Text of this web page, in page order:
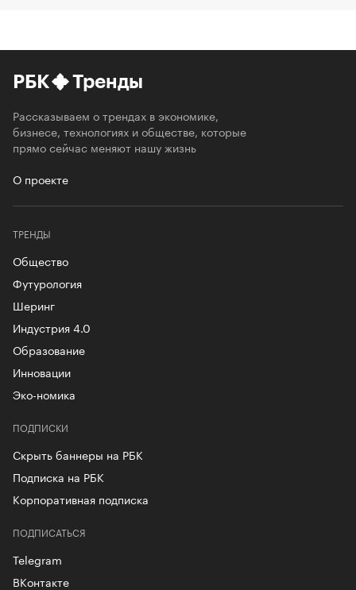
РБК Тренды
Рассказываем о трендах в экономике,
бизнесе, технологиях и обществе, которые
прямо сейчас меняют нашу жизнь
О проекте
ТРЕНДЫ
Общество
Футурология
Шеринг
Индустрия 4.0
Образование
Инновации
Эко-номика
ПОДПИСКИ
Скрыть баннеры на РБК
Подписка на РБК
Корпоративная подписка
ПОДПИСАТЬСЯ
Telegram
ВКонтакте